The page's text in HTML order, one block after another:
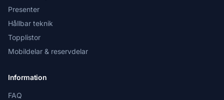
Presenter
Hållbar teknik
Topplistor
Mobildelar & reservdelar
Information
FAQ